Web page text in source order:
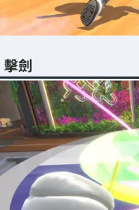
擊劍